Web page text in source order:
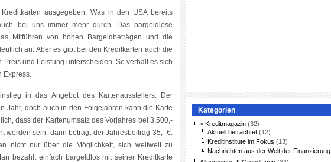
ausgegeben. Was in den USA bereits
bei uns immer mehr durch. Das bargeldlose
Mitführen von hohen Bargeldbeträgen und die
an. Aber es gibt bei den Kreditkarten auch die
und Leistung unterscheiden. So verhält es sich
Express.
in das Angebot des Kartenausstellers. Der
Jahr, doch auch in den Folgejahren kann die Karte
dass der Kartenumsatz des Vorjahres bei 3.500,-
worden sein, dann beträgt der Jahresbeitrag 35,- €.
nicht nur über die Möglichkeit, sich weltweit zu
bezahlt einfach bargeldlos mit seiner Kreditkarte
Kategorien
> Kreditmagazin (32)
Aktuell betrachtet (12)
Kreditinstitute im Fokus (13)
Nachrichten aus der Welt der Finanzierung